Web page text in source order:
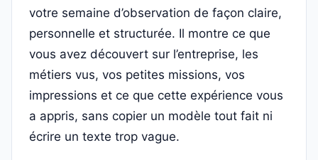
votre semaine d’observation de façon claire,
personnelle et structurée. Il montre ce que
vous avez découvert sur l’entreprise, les
métiers vus, vos petites missions, vos
impressions et ce que cette expérience vous
a appris, sans copier un modèle tout fait ni
écrire un texte trop vague.